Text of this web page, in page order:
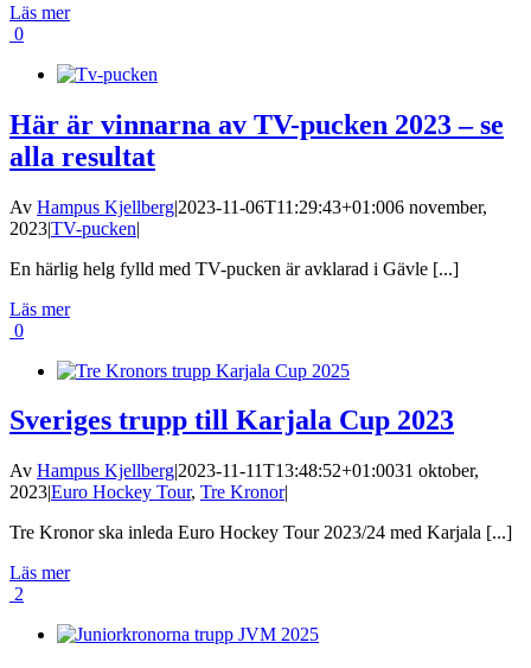
Läs mer
0
Här är vinnarna av TV-pucken 2023 – se
alla resultat
Av Hampus Kjellberg|2023-11-06T11:29:43+01:006 november,
2023|TV-pucken|
En härlig helg fylld med TV-pucken är avklarad i Gävle [...]
Läs mer
0
Sveriges trupp till Karjala Cup 2023
Av Hampus Kjellberg|2023-11-11T13:48:52+01:0031 oktober,
2023|Euro Hockey Tour, Tre Kronor|
Tre Kronor ska inleda Euro Hockey Tour 2023/24 med Karjala [...]
Läs mer
2